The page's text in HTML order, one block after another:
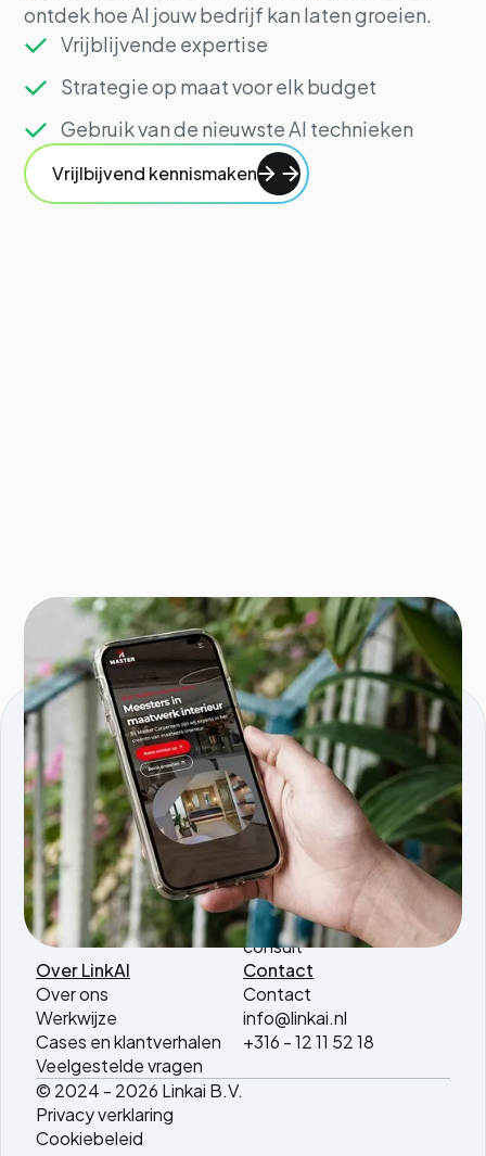
ontdek hoe AI jouw bedrijf kan laten groeien.
Vrijblijvende expertise
Strategie op maat voor elk budget
Gebruik van de nieuwste AI technieken
Vrijlbijvend kennismaken
KVK nmmr: 96595353
Comeniusstraat 5, 1817MS, Alkmaar
Producten
Tools.linkai.nl
Magazine PDF to WP
AI vertaaltool
AI SEO Briefing
Services
AI agents
AI software
development
AI automatisering
consult
Over LinkAI
Over ons
Werkwijze
Cases en klantverhalen
Veelgestelde vragen
Contact
Contact
info@linkai.nl
+316 - 12 11 52 18
© 2024 - 2026 Linkai B.V.
Privacy verklaring
Cookiebeleid